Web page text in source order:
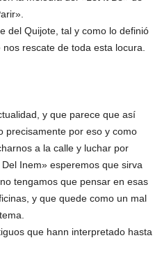
del Quijote, tal y como lo definió
rescate de toda esta locura.
y que parece que así
precisamente por eso y como
a la calle y luchar por
Inem» esperemos que sirva
tengamos que pensar en esas
y que quede como un mal
que hann interpretado hasta